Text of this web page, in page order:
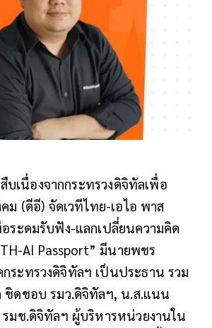
บเนื่องจากกระทรวงดิจิทัลเพื่อ
ม (ดีอี) จัดเวทีไทย-เอไอ พาส
ระดมรับฟัง-แลกเปลี่ยนความคิด
AI Passport” มีนายพชร
ระทรวงดิจิทัลฯ เป็นประธาน รวม
ชิดชอบ รมว.ดิจิทัลฯ, น.ส.แนน
มช.ดิจิทัลฯ ผู้บริหารหน่วยงานใน